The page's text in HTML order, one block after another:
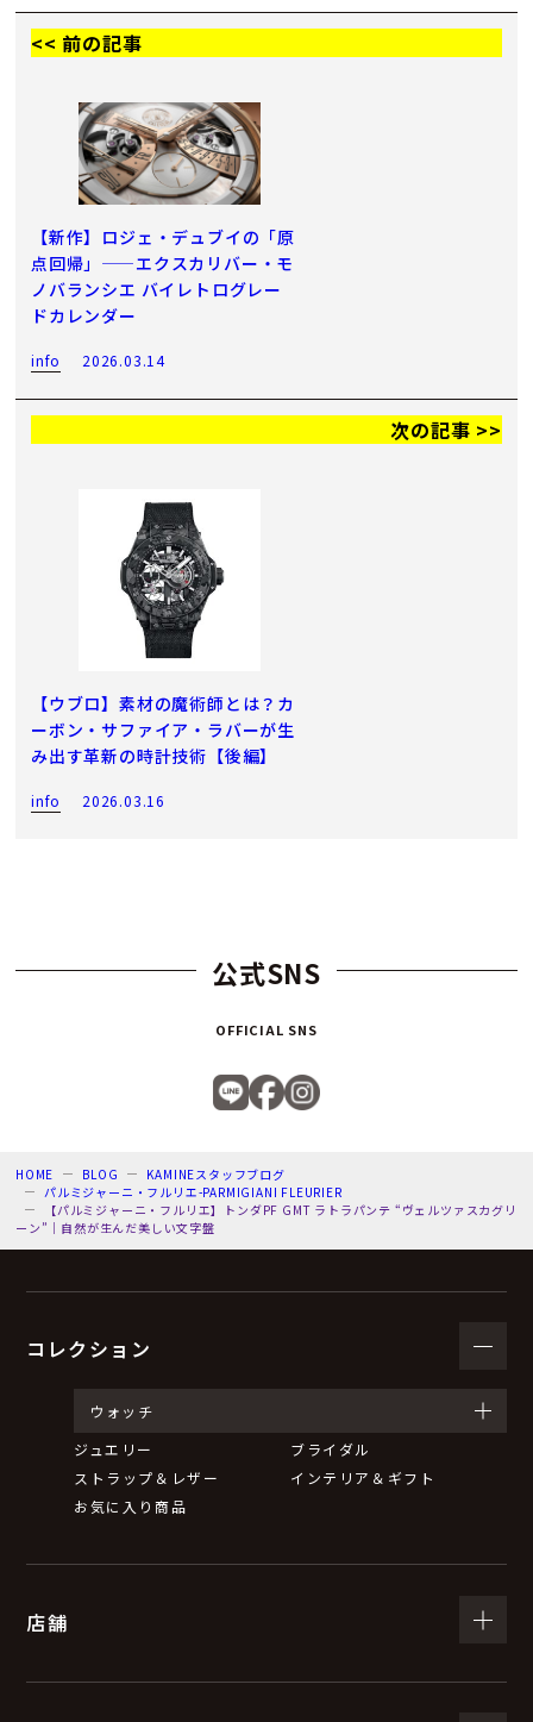
<< 前の記事
【新作】ロジェ・デュブイの「原
点回帰」——エクスカリバー・モ
ノバランシエ バイレトログレー
ドカレンダー
info 2026.03.14
次の記事 >>
【ウブロ】素材の魔術師とは？カ
ーボン・サファイア・ラバーが生
み出す革新の時計技術【後編】
info 2026.03.16
公式SNS
OFFICIAL SNS
HOME BLOG
KAMINEスタッフブログ
パルミジャーニ・フルリエ-PARMIGIANI FLEURIER
【パルミジャーニ・フルリエ】トンダPF GMT ラトラパンテ “ヴェルツァスカグリ
ーン”｜自然が生んだ美しい文字盤
コレクション
ウォッチ
ジュエリー
ブライダル
ストラップ＆レザー
インテリア＆ギフト
お気に入り商品
店舗